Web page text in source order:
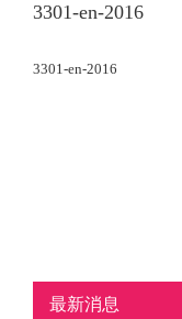
3301-en-2016
3301-en-2016
最新消息